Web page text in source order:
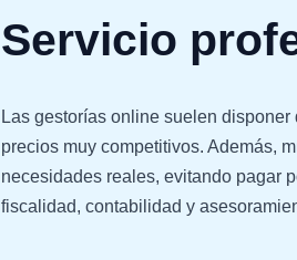
Servicio
Las gestorías online suelen
precios muy competitivos. Además,
necesidades reales, evitando pagar
fiscalidad, contabilidad y